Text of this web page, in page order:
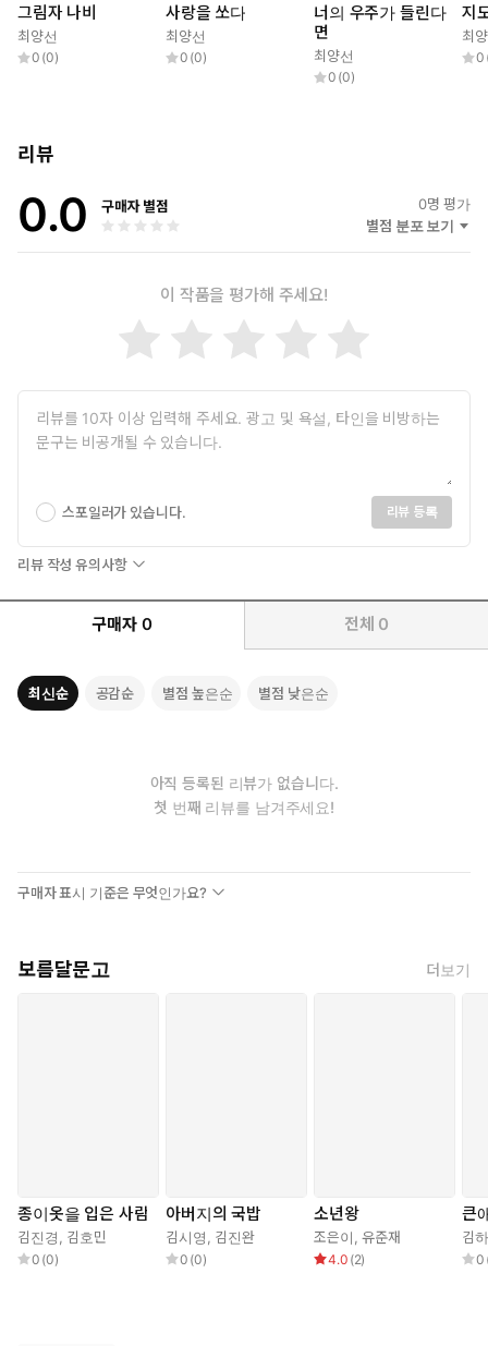
문명과 단절된 채 원시적인 모습이 남아 있는 ‘바람의 무덤’ 등과 함
께 그 이름에 숨겨진 신선한 상징과 의미를 어떻게 풀어 나가는지 살
펴보는 것도 이 동화를 읽는 즐거움 중 하나가 될 것이다.
시간을 갖지 못하고 어른들에 의해 시간을 관리당하는 아이들에 대
작품의 주제 의식과 밀착시킨 점, 용산 사태와 같은 폭력적인 재개발
문제, 많은 이들을 공포에 떨게 했던 신종플루, 문명화와 교육 문제
등을 떠올리게 한다는 점에서 작가가 이 시대의 거대한 벽화를 그리
와 판타지의 경계에서 기존 동화의 경계를 확장시키고 있는 이 작
품이 우리 동화에 새로운 상상력을 불어넣으리라 믿어 의심치 않
시력을 잃어가는 소녀와 바이러스에 감염된 소년이 은페된 바이러스
의 실체를 파헤치다
“속보! 속보! 녹슨시에 NMV 비상!”
년 전 아이들에게만 발병했던 전염병으로, 자취를 감춘 줄로만 알
았던 NMV가 다시금 출현하자 녹슨시 전체는 공황상태에 빠진다. 가
난과 질병, 어둠과 무지로부터 철저히 자유로울 거라 믿었던 첨단 도
시의 방어막이 맥없이 뚫린 것이다. 사람들에게 도시 이상의 의미가
되어 버린, 100층의 초고층 빌딩 녹슨시는 탄생과 동시에 사람들의
생활상을 한순간에 뒤바꿔 놓았다. 자급자족 형태였던 산업이 대량
생산 구조로 바뀌고, 쇼핑, 여가, 교육, 정치, 문화 등 사람들의 생활
은 녹슨시라는 수직의 건물 안에서 이뤄졌으며, 공동체와 생태계는
파괴되고 신과 믿음은 사라졌다. 아이들은 기숙학교에 들어가 잠자
유일하게 놀이터를 찾는 아이 ‘레아’는 녹슨시의 개발에 밀려나 척박
동굴의 할머니를 만나러 엄마의 꾸중도 뒤로하고 매일 바위산을 오
르는 것이다. 점점 눈이 멀어가는 레아에게 눈으로 볼 수 없는 저 너
그러던 어느 날, 레아는 동굴에서 모슬 할머니가 아닌 또 다른 사람
는 금기의 공간인 ‘바람의 무덤’으로 향한다. 둘은 바람의 무덤에서
오랫동안 사람들 사이에서 ‘괴물’로 회자됐던 낯선 이를 만나고 그
그림자 나비
최양선
0 (0)
사랑을 쏘다
최양선
0 (0)
너의 우주가 들린다
면
최양선
0 (0)
지
최
0
리뷰
0.0 구매자 별점 0명 평가
별점 분포 보기
이 작품을 평가해 주세요!
스포일러가 있습니다. 리뷰 등록
리뷰 작성 유의사항
구매자 0 전체 0
최신순 공감순 별점 높은순 별점 낮은순
아직 등록된 리뷰가 없습니다.
첫 번째 리뷰를 남겨주세요!
구매자 표시 기준은 무엇인가요?
보름달문고 더보기
종이옷을 입은 사람
김진경 김호민
0 (0)
아버지의 국밥
김시영 김진완
0 (0)
소년왕
조은이 ,유준재
4.0 (2)
큰
김
0